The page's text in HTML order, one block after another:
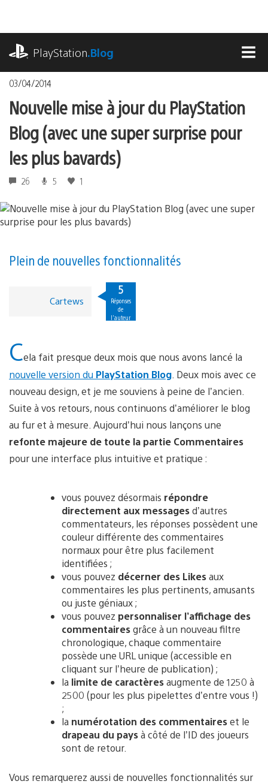
contenu
PlayStation.Blog
03/04/2014
Nouvelle mise à jour du PlayStation
Blog (avec une super surprise pour
les plus bavards)
26 5 1
Plein de nouvelles fonctionnalités
Cartews
5
Réponses
de
l'auteur
Cela fait presque deux mois que nous avons lancé la
nouvelle version du PlayStation Blog . Deux mois avec ce
nouveau design, et je me souviens à peine de l’ancien.
Suite à vos retours, nous continuons d’améliorer le blog
au fur et à mesure. Aujourd’hui nous lançons une
refonte majeure de toute la partie Commentaires
pour une interface plus intuitive et pratique :
vous pouvez désormais répondre
directement aux messagesd’autres
commentateurs, les réponses possèdent une
couleur différente des commentaires
normaux pour être plus facilement
identifiées ;
vous pouvez décerner des Likesaux
commentaires les plus pertinents, amusants
ou juste géniaux ;
vous pouvez personnaliser l’affichage des
commentairesgrâce à un nouveau filtre
chronologique, chaque commentaire
possède une URL unique (accessible en
cliquant sur l’heure de publication) ;
la limite de caractèresaugmente de 1250 à
2500 (pour les plus pipelettes d’entre vous !)
;
la numérotation des commentaireset le
drapeau du paysà côté de l’ID des joueurs
sont de retour.
Vous remarquerez aussi de nouvelles fonctionnalités sur